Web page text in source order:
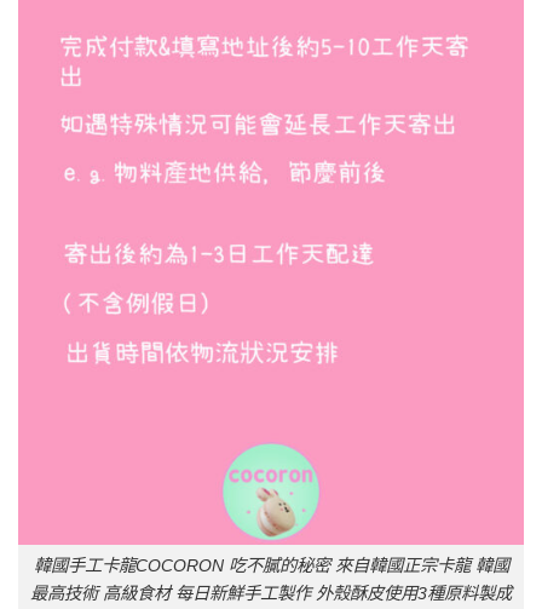
韓國手工卡龍COCORON 吃不膩的秘密 來自韓國正宗卡龍 韓國
最高技術 高級食材 每日新鮮手工製作 外殼酥皮使用3種原料製成